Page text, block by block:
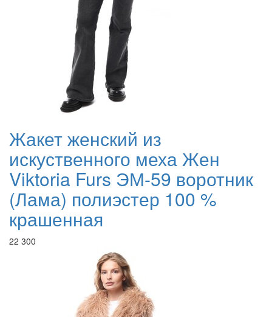
Жакет женский из
искуственного меха Жен
Viktoria Furs ЭМ-59 воротник
(Лама) полиэстер 100 %
крашенная
22 300